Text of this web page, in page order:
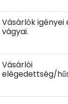
Vásárlók igényei
vágyai.
Vásárlói
elégedettség/